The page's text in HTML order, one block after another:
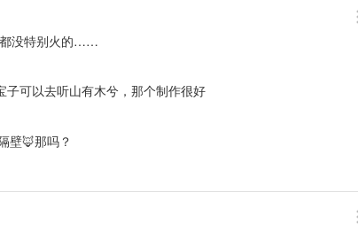
都没特别火的……
子可以去听山有木兮，那个制作很好
壁🦊那吗？